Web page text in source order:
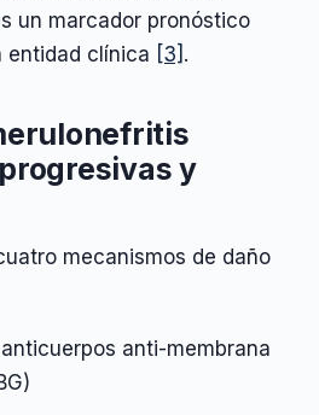
un marcador pronóstico
entidad clínica [3] .
y
mecanismos de daño
anti-membrana